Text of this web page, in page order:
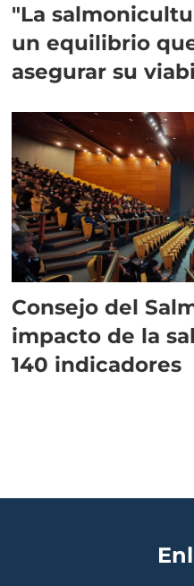
"La
un equilibrio
asegurar su
Consejo del
impacto de la
140 indicadores